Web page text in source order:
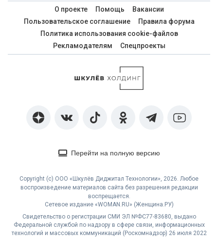
О проекте Помощь
Вакансии
Пользовательское соглашение
Правила форума
Политика использования cookie-файлов
Рекламодателям
Спецпроекты
Перейти на полную версию
Copyright (с) ООО «Шкулёв Диджитал Технологии», 2026. Любое
воспроизведение материалов сайта без разрешения редакции
воспрещается.
Сетевое издание «WOMAN.RU» (Женщина.РУ)
Свидетельство о регистрации СМИ ЭЛ №ФС77-83680, выдано
Федеральной службой по надзору в сфере связи, информационных
технологий и массовых коммуникаций (Роскомнадзор) 26 июля 2022